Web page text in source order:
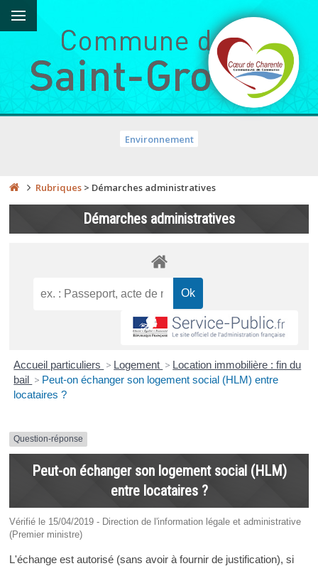
Environnement
Rubriques > Démarches administratives
Démarches administratives
Accueil particuliers > Logement > Location immobilière : fin du
bail > Peut-on échanger son logement social (HLM) entre
locataires ?
Question-réponse
Peut-on échanger son logement social (HLM)
entre locataires ?
Vérifié le 15/04/2019 - Direction de l'information légale et administrative
(Premier ministre)
L'échange est autorisé (sans avoir à fournir de justification), si